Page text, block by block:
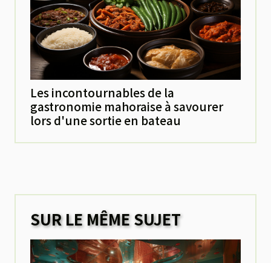
Les incontournables de la
gastronomie mahoraise à savourer
lors d'une sortie en bateau
SUR LE MÊME SUJET